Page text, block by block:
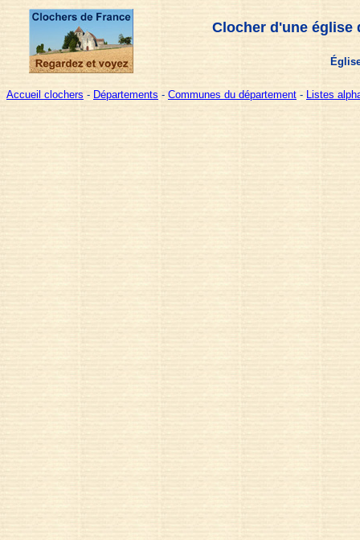
Clocher d'une église
Accueil clochers - Départements - Communes du département - Listes